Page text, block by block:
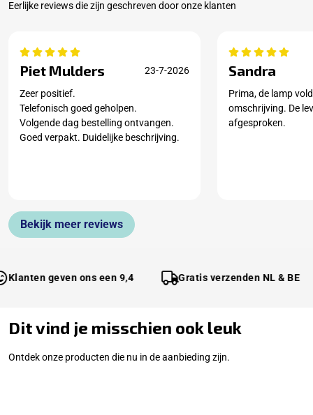
Eerlijke reviews die zijn geschreven door onze klanten
Piet Mulders 23-7-2026
Zeer positief.
Telefonisch goed geholpen.
Volgende dag bestelling ontvangen.
Goed verpakt. Duidelijke beschrijving.
Sandra
Prima, de lamp
omschrijving. De
afgesproken.
Bekijk meer reviews
geven ons een 9,4 Gratis verzenden NL & BE
Dit vind je misschien ook leuk
Ontdek onze producten die nu in de aanbieding zijn.